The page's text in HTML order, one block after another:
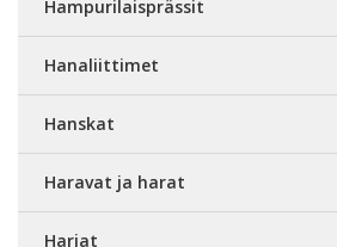
Hampurilaisprässit
Hanaliittimet
Hanskat
Haravat ja harat
Harjat